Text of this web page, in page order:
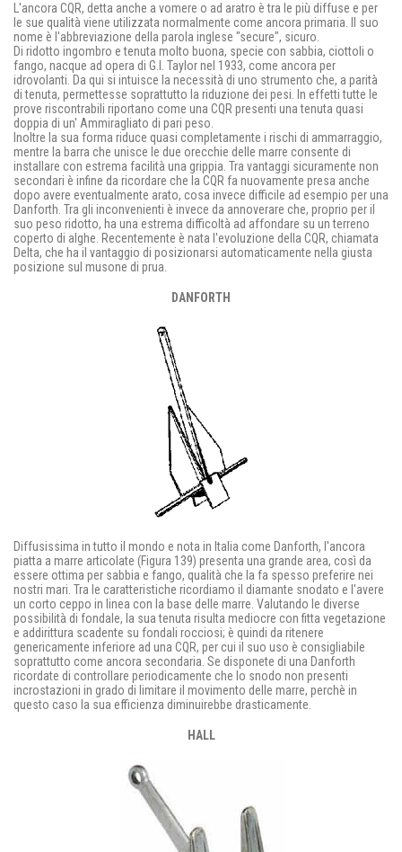
L'ancora CQR, detta anche a vomere o ad aratro è tra le più diffuse e per
le sue qualità viene utilizzata normalmente come ancora primaria. Il suo
nome è l'abbreviazione della parola inglese "secure", sicuro.
Di ridotto ingombro e tenuta molto buona, specie con sabbia, ciottoli o
fango, nacque ad opera di G.I. Taylor nel 1933, come ancora per
idrovolanti. Da qui si intuisce la necessità di uno strumento che, a parità
di tenuta, permettesse soprattutto la riduzione dei pesi. In effetti tutte le
prove riscontrabili riportano come una CQR presenti una tenuta quasi
doppia di un' Ammiragliato di pari peso.
Inoltre la sua forma riduce quasi completamente i rischi di ammarraggio,
mentre la barra che unisce le due orecchie delle marre consente di
installare con estrema facilità una grippia. Tra vantaggi sicuramente non
secondari è infine da ricordare che la CQR fa nuovamente presa anche
dopo avere eventualmente arato, cosa invece difficile ad esempio per una
Danforth. Tra gli inconvenienti è invece da annoverare che, proprio per il
suo peso ridotto, ha una estrema difficoltà ad affondare su un terreno
coperto di alghe. Recentemente è nata l'evoluzione della CQR, chiamata
Delta, che ha il vantaggio di posizionarsi automaticamente nella giusta
posizione sul musone di prua.
DANFORTH
Diffusissima in tutto il mondo e nota in Italia come Danforth, l'ancora
piatta a marre articolate (Figura 139) presenta una grande area, così da
essere ottima per sabbia e fango, qualità che la fa spesso preferire nei
nostri mari. Tra le caratteristiche ricordiamo il diamante snodato e l'avere
un corto ceppo in linea con la base delle marre. Valutando le diverse
possibilità di fondale, la sua tenuta risulta mediocre con fitta vegetazione
e addirittura scadente su fondali rocciosi; è quindi da ritenere
genericamente inferiore ad una CQR, per cui il suo uso è consigliabile
soprattutto come ancora secondaria. Se disponete di una Danforth
ricordate di controllare periodicamente che lo snodo non presenti
incrostazioni in grado di limitare il movimento delle marre, perchè in
questo caso la sua efficienza diminuirebbe drasticamente.
HALL